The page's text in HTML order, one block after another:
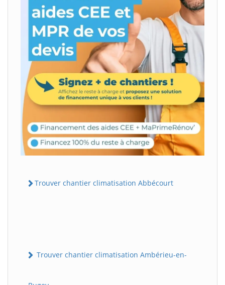
Trouver chantier climatisation Abbécourt
Trouver chantier climatisation Ambérieu-en-